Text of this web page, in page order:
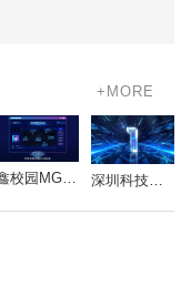
+MORE
鑫校园MG动画 深圳科技影视周-开场视频